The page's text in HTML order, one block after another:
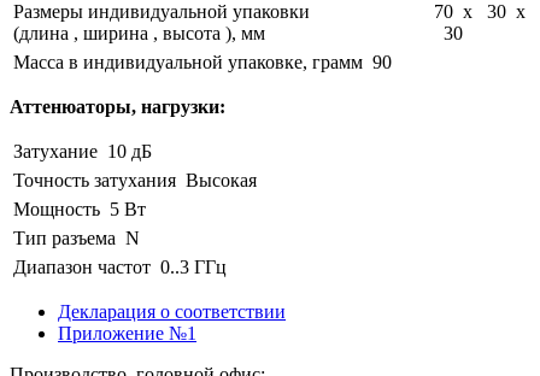
Размеры индивидуальной упаковки
(длина , ширина , высота ), мм
70 x 30 x
30
Масса в индивидуальной упаковке, грамм 90
Аттенюаторы, нагрузки:
Затухание 10 дБ
Точность затухания Высокая
Мощность 5 Вт
Тип разъема N
Диапазон частот 0..3 ГГц
Декларация о соответствии
Приложение №1